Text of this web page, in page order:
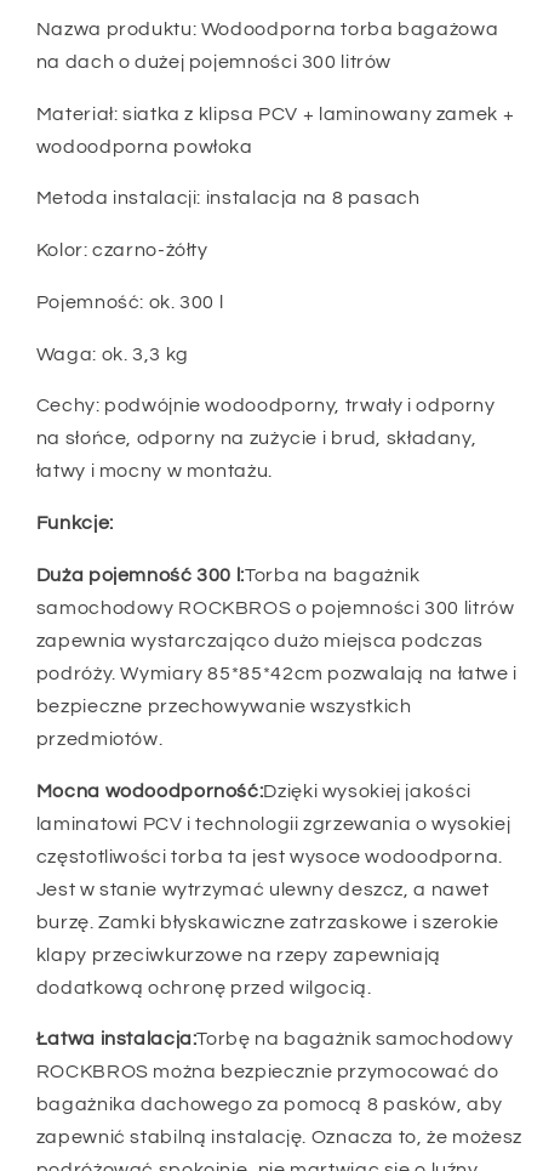
składany
box
dachowy
z
PVC
składany
box
dachowy
PVC
Nazwa produktu: Wodoodporna torba bagażowa
na dach o dużej pojemności 300 litrów
Materiał: siatka z klipsa PCV + laminowany zamek +
wodoodporna powłoka
Metoda instalacji: instalacja na 8 pasach
Kolor: czarno-żółty
Pojemność: ok. 300 l
Waga: ok. 3,3 kg
Cechy: podwójnie wodoodporny, trwały i odporny
na słońce, odporny na zużycie i brud, składany,
łatwy i mocny w montażu.
Funkcje:
Duża pojemność 300 l:Torba na bagażnik
samochodowy ROCKBROS o pojemności 300 litrów
zapewnia wystarczająco dużo miejsca podczas
podróży. Wymiary 85*85*42cm pozwalają na łatwe i
bezpieczne przechowywanie wszystkich
przedmiotów.
Mocna wodoodporność:Dzięki wysokiej jakości
laminatowi PCV i technologii zgrzewania o wysokiej
częstotliwości torba ta jest wysoce wodoodporna.
Jest w stanie wytrzymać ulewny deszcz, a nawet
burzę. Zamki błyskawiczne zatrzaskowe i szerokie
klapy przeciwkurzowe na rzepy zapewniają
dodatkową ochronę przed wilgocią.
Łatwa instalacja:Torbę na bagażnik samochodowy
ROCKBROS można bezpiecznie przymocować do
bagażnika dachowego za pomocą 8 pasków, aby
zapewnić stabilną instalację. Oznacza to, że możesz